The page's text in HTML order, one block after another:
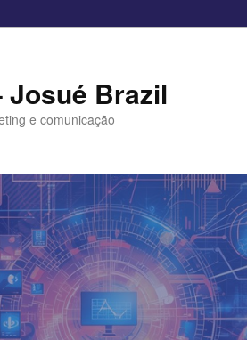
Josué Brazil
e comunicação